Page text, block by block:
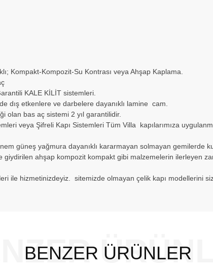
Kompakt-Kompozit-Su Kontrası veya Ahşap Kaplama.
KALE KİLİT sistemleri.
dış etkenlere ve darbelere dayanıklı lamine cam.
olan bas aç sistemi 2 yıl garantilidir.
veya Şifreli Kapı Sistemleri Tüm Villa kapılarımıza
güneş yağmura dayanıklı kararmayan solmayan gemilerde
ahşap kompozit kompakt gibi malzemelerin ilerleyen
ile hizmetinizdeyiz. sitemizde olmayan çelik kapı modellerini
BENZER ÜRÜNLER